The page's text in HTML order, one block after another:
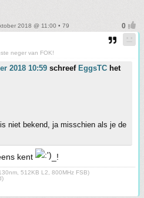
2018 @ 11:00 • 79
neger van FOK!
2018 10:59 schreef EggsTC het
niet bekend, ja misschien als je de
kent _!
512KB L2, 800MHz FSB)